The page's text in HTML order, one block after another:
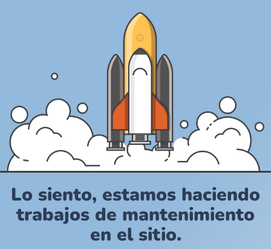
Lo siento, estamos haciendo
trabajos de mantenimiento
en el sitio.